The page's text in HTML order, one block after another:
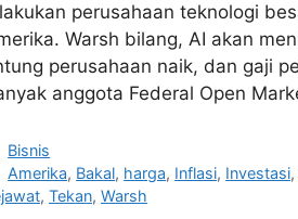
perusahaan teknologi
Warsh bilang, AI akan
perusahaan naik, dan gaji
anggota Federal Open
Kategori
Bisnis
Tag
Amerika, Bakal, harga, Inflasi, Investasi,
, Tekan, Warsh